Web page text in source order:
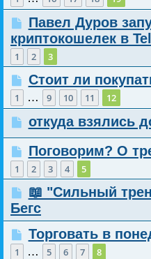
Павел Дуров
криптокошелек в
1 2 3
Стоит ли
1 … 9 10 11 12
откуда взялись
Поговорим? О
1 2 3 4 5
📖 "Сильный
Бегс
Торговать в
1 … 5 6 7 8